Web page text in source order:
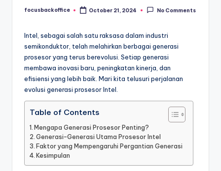
Posted
focusbackoffice October 21, 2024 No Comments
Intel, sebagai salah satu raksasa dalam industri
semikonduktor, telah melahirkan berbagai generasi
prosesor yang terus berevolusi. Setiap generasi
membawa inovasi baru, peningkatan kinerja, dan
efisiensi yang lebih baik. Mari kita telusuri perjalanan
evolusi generasi prosesor Intel.
Table of Contents
Mengapa Generasi Prosesor Penting?
Generasi-Generasi Utama Prosesor Intel
Faktor yang Mempengaruhi Pergantian Generasi
Kesimpulan